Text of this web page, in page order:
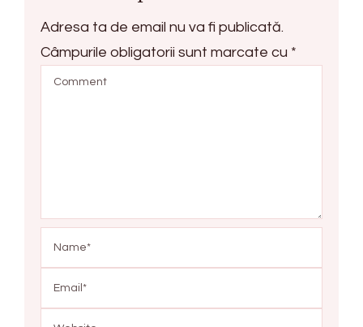
Adresa ta de email nu va fi publicată.
Câmpurile obligatorii sunt marcate cu *